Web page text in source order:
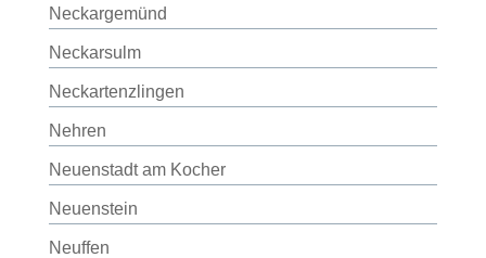
Neckargemünd
Neckarsulm
Neckartenzlingen
Nehren
Neuenstadt am Kocher
Neuenstein
Neuffen